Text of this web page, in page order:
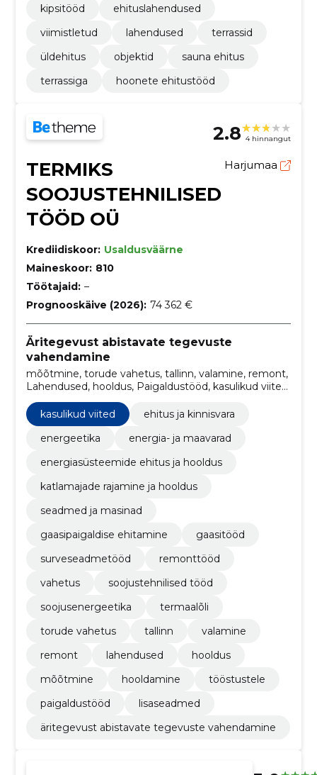
kipsitööd
ehituslahendused
viimistletud
lahendused
terrassid
üldehitus
objektid
sauna ehitus
terrassiga
hoonete ehitustööd
2.8 4 hinnangut
TERMIKS
SOOJUSTEHNILISED
TÖÖD OÜ
Harjumaa
Krediidiskoor: Usaldusväärne
Maineskoor: 810
Töötajaid: –
Prognooskäive (2026): 74 362 €
Äritegevust abistavate tegevuste
vahendamine
mõõtmine, torude vahetus, tallinn, valamine, remont,
Lahendused, hooldus, Paigaldustööd, kasulikud viited,
lisaseadmed
kasulikud viited
ehitus ja kinnisvara
energeetika
energia- ja maavarad
energiasüsteemide ehitus ja hooldus
katlamajade rajamine ja hooldus
seadmed ja masinad
gaasipaigaldise ehitamine
gaasitööd
surveseadmetööd
remonttööd
vahetus
soojustehnilised tööd
soojusenergeetika
termaalõli
torude vahetus
tallinn
valamine
remont
lahendused
hooldus
mõõtmine
hooldamine
tööstustele
paigaldustööd
lisaseadmed
äritegevust abistavate tegevuste vahendamine